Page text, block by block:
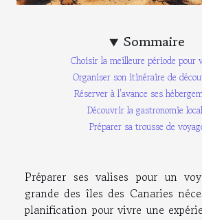
Sommaire
Choisir la meilleure période pour
Organiser son itinéraire de
Réserver à l'avance ses
Découvrir la gastronomie
Préparer sa trousse de
Préparer ses valises pour un
grande des îles des Canaries
planification pour vivre une